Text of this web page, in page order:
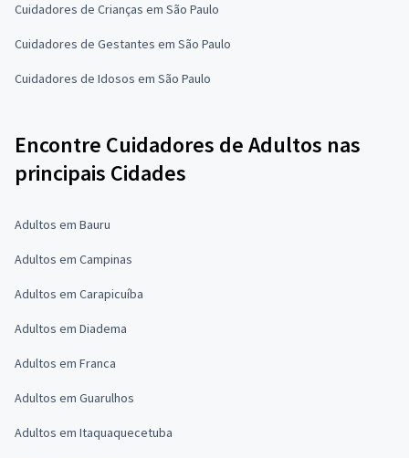
Cuidadores de Crianças em São Paulo
Cuidadores de Gestantes em São Paulo
Cuidadores de Idosos em São Paulo
Encontre Cuidadores de Adultos nas
principais Cidades
Adultos em Bauru
Adultos em Campinas
Adultos em Carapicuíba
Adultos em Diadema
Adultos em Franca
Adultos em Guarulhos
Adultos em Itaquaquecetuba